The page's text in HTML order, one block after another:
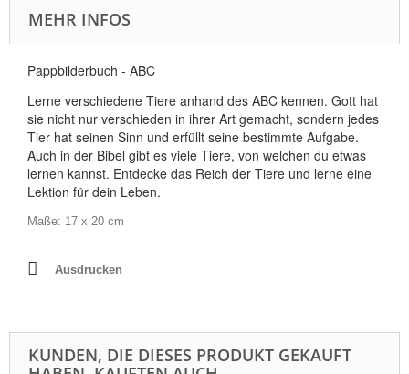
MEHR INFOS
Pappbilderbuch - ABC
Lerne verschiedene Tiere anhand des ABC kennen. Gott hat
sie nicht nur verschieden in ihrer Art gemacht, sondern jedes
Tier hat seinen Sinn und erfüllt seine bestimmte Aufgabe.
Auch in der Bibel gibt es viele Tiere, von welchen du etwas
lernen kannst. Entdecke das Reich der Tiere und lerne eine
Lektion für dein Leben.
Maße: 17 x 20 cm
Ausdrucken
KUNDEN, DIE DIESES PRODUKT GEKAUFT